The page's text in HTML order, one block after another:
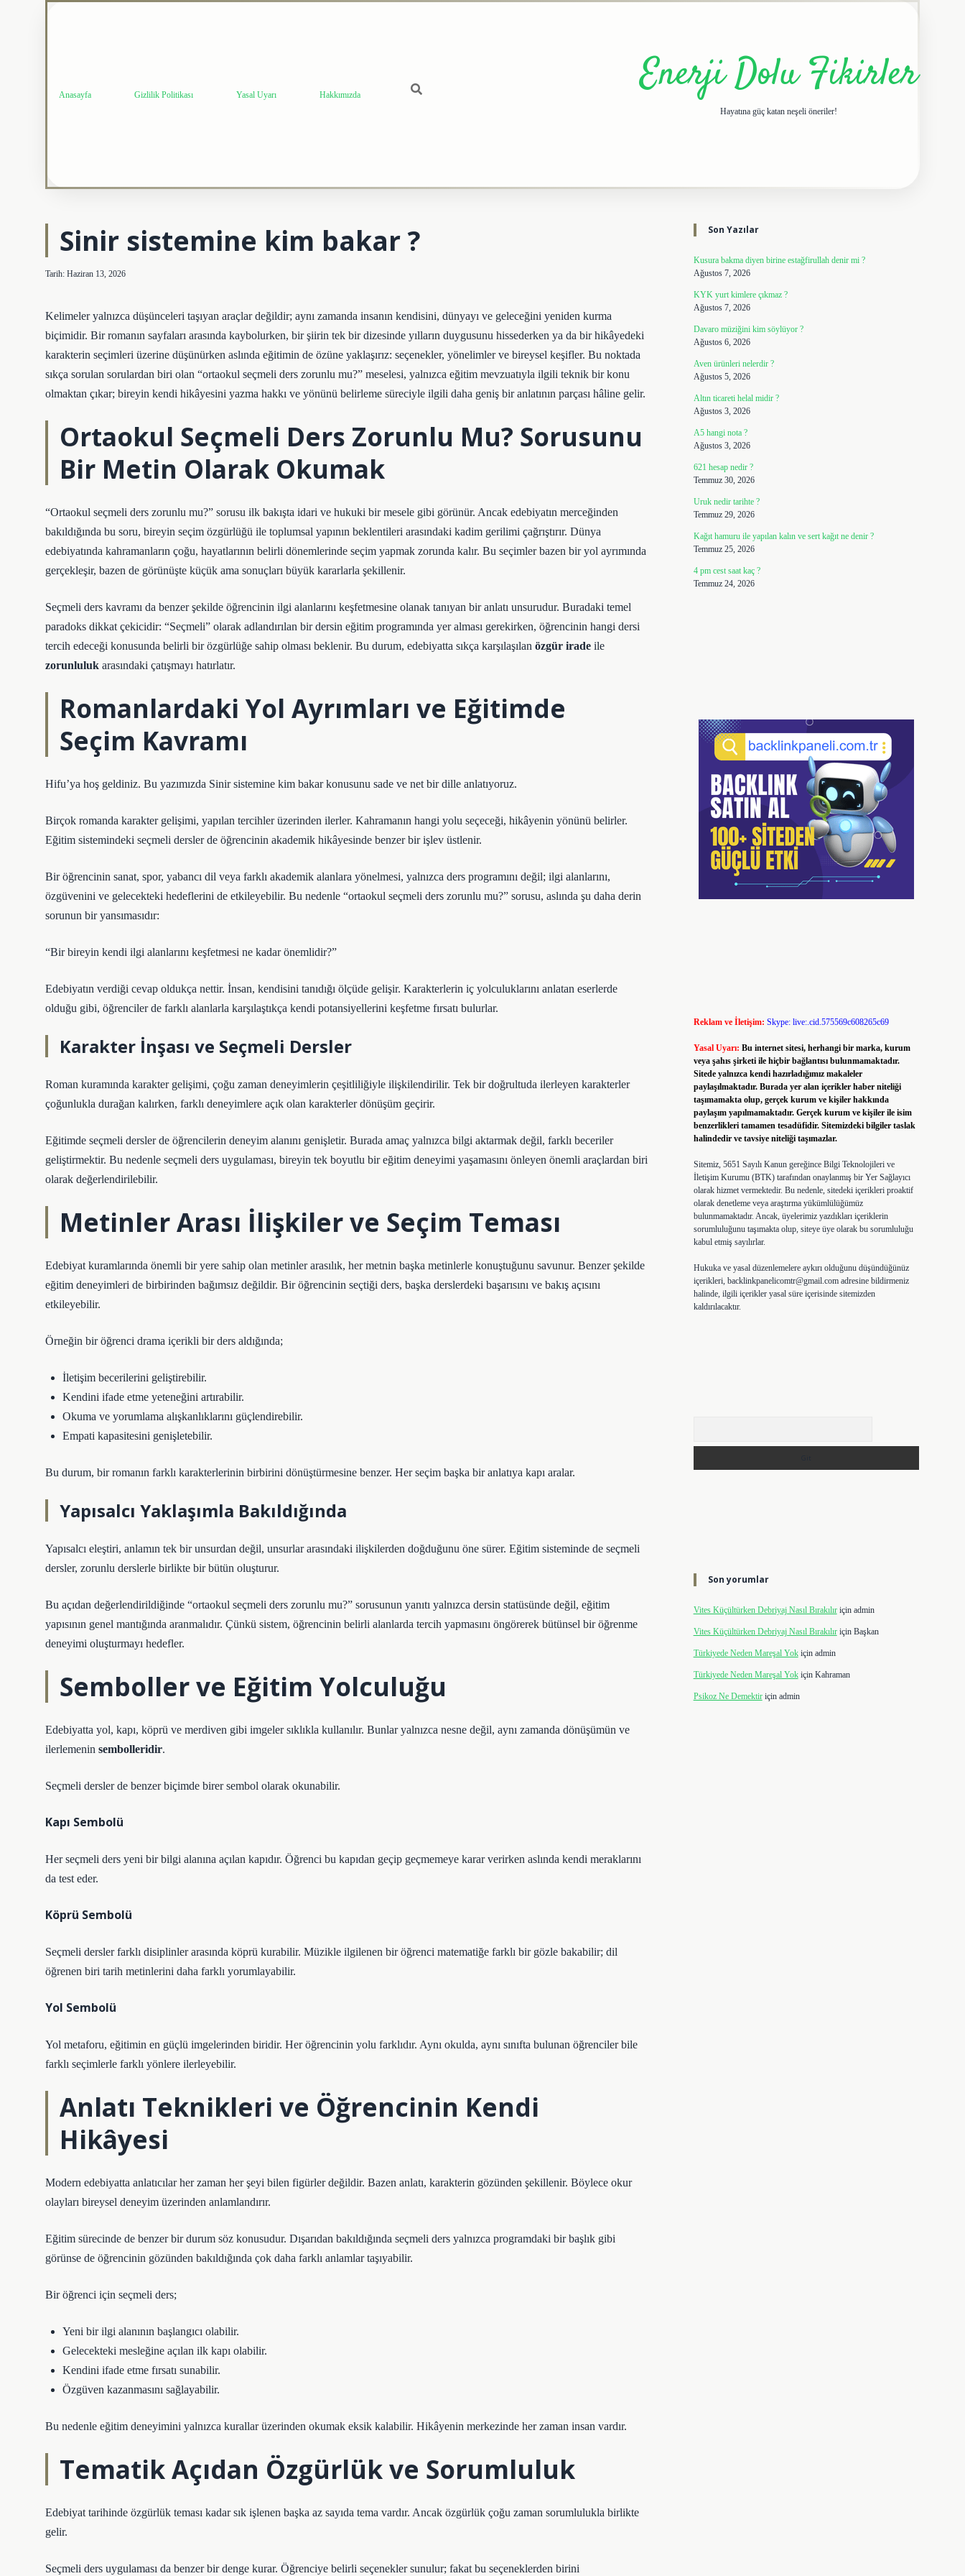
Anasayfa Gizlilik Politikası Yasal Uyarı Hakkımızda Enerji Dolu Fikirler
Hayatına güç katan neşeli öneriler!
Sinir sistemine kim bakar ?
Tarih: Haziran 13, 2026
Kelimeler yalnızca düşünceleri taşıyan araçlar değildir; aynı zamanda insanın kendisini, dünyayı ve geleceğini yeniden kurma
biçimidir. Bir romanın sayfaları arasında kaybolurken, bir şiirin tek bir dizesinde yılların duygusunu hissederken ya da bir hikâyedeki
karakterin seçimleri üzerine düşünürken aslında eğitimin de özüne yaklaşırız: seçenekler, yönelimler ve bireysel keşifler. Bu noktada
sıkça sorulan sorulardan biri olan “ortaokul seçmeli ders zorunlu mu?” meselesi, yalnızca eğitim mevzuatıyla ilgili teknik bir konu
olmaktan çıkar; bireyin kendi hikâyesini yazma hakkı ve yönünü belirleme süreciyle ilgili daha geniş bir anlatının parçası hâline gelir.
Ortaokul Seçmeli Ders Zorunlu Mu? Sorusunu
Bir Metin Olarak Okumak
“Ortaokul seçmeli ders zorunlu mu?” sorusu ilk bakışta idari ve hukuki bir mesele gibi görünür. Ancak edebiyatın merceğinden
bakıldığında bu soru, bireyin seçim özgürlüğü ile toplumsal yapının beklentileri arasındaki kadim gerilimi çağrıştırır. Dünya
edebiyatında kahramanların çoğu, hayatlarının belirli dönemlerinde seçim yapmak zorunda kalır. Bu seçimler bazen bir yol ayrımında
gerçekleşir, bazen de görünüşte küçük ama sonuçları büyük kararlarla şekillenir.
Seçmeli ders kavramı da benzer şekilde öğrencinin ilgi alanlarını keşfetmesine olanak tanıyan bir anlatı unsurudur. Buradaki temel
paradoks dikkat çekicidir: “Seçmeli” olarak adlandırılan bir dersin eğitim programında yer alması gerekirken, öğrencinin hangi dersi
tercih edeceği konusunda belirli bir özgürlüğe sahip olması beklenir. Bu durum, edebiyatta sıkça karşılaşılan özgür irade ile
zorunluluk arasındaki çatışmayı hatırlatır.
Romanlardaki Yol Ayrımları ve Eğitimde
Seçim Kavramı
Hifu’ya hoş geldiniz. Bu yazımızda Sinir sistemine kim bakar konusunu sade ve net bir dille anlatıyoruz.
Birçok romanda karakter gelişimi, yapılan tercihler üzerinden ilerler. Kahramanın hangi yolu seçeceği, hikâyenin yönünü belirler.
Eğitim sistemindeki seçmeli dersler de öğrencinin akademik hikâyesinde benzer bir işlev üstlenir.
Bir öğrencinin sanat, spor, yabancı dil veya farklı akademik alanlara yönelmesi, yalnızca ders programını değil; ilgi alanlarını,
özgüvenini ve gelecekteki hedeflerini de etkileyebilir. Bu nedenle “ortaokul seçmeli ders zorunlu mu?” sorusu, aslında şu daha derin
sorunun bir yansımasıdır:
“Bir bireyin kendi ilgi alanlarını keşfetmesi ne kadar önemlidir?”
Edebiyatın verdiği cevap oldukça nettir. İnsan, kendisini tanıdığı ölçüde gelişir. Karakterlerin iç yolculuklarını anlatan eserlerde
olduğu gibi, öğrenciler de farklı alanlarla karşılaştıkça kendi potansiyellerini keşfetme fırsatı bulurlar.
Karakter İnşası ve Seçmeli Dersler
Roman kuramında karakter gelişimi, çoğu zaman deneyimlerin çeşitliliğiyle ilişkilendirilir. Tek bir doğrultuda ilerleyen karakterler
çoğunlukla durağan kalırken, farklı deneyimlere açık olan karakterler dönüşüm geçirir.
Eğitimde seçmeli dersler de öğrencilerin deneyim alanını genişletir. Burada amaç yalnızca bilgi aktarmak değil, farklı beceriler
geliştirmektir. Bu nedenle seçmeli ders uygulaması, bireyin tek boyutlu bir eğitim deneyimi yaşamasını önleyen önemli araçlardan biri
olarak değerlendirilebilir.
Metinler Arası İlişkiler ve Seçim Teması
Edebiyat kuramlarında önemli bir yere sahip olan metinler arasılık, her metnin başka metinlerle konuştuğunu savunur. Benzer şekilde
eğitim deneyimleri de birbirinden bağımsız değildir. Bir öğrencinin seçtiği ders, başka derslerdeki başarısını ve bakış açısını
etkileyebilir.
Örneğin bir öğrenci drama içerikli bir ders aldığında;
İletişim becerilerini geliştirebilir.
Kendini ifade etme yeteneğini artırabilir.
Okuma ve yorumlama alışkanlıklarını güçlendirebilir.
Empati kapasitesini genişletebilir.
Bu durum, bir romanın farklı karakterlerinin birbirini dönüştürmesine benzer. Her seçim başka bir anlatıya kapı aralar.
Yapısalcı Yaklaşımla Bakıldığında
Yapısalcı eleştiri, anlamın tek bir unsurdan değil, unsurlar arasındaki ilişkilerden doğduğunu öne sürer. Eğitim sisteminde de seçmeli
dersler, zorunlu derslerle birlikte bir bütün oluşturur.
Bu açıdan değerlendirildiğinde “ortaokul seçmeli ders zorunlu mu?” sorusunun yanıtı yalnızca dersin statüsünde değil, eğitim
yapısının genel mantığında aranmalıdır. Çünkü sistem, öğrencinin belirli alanlarda tercih yapmasını öngörerek bütünsel bir öğrenme
deneyimi oluşturmayı hedefler.
Semboller ve Eğitim Yolculuğu
Edebiyatta yol, kapı, köprü ve merdiven gibi imgeler sıklıkla kullanılır. Bunlar yalnızca nesne değil, aynı zamanda dönüşümün ve
ilerlemenin sembolleridir.
Seçmeli dersler de benzer biçimde birer sembol olarak okunabilir.
Kapı Sembolü
Her seçmeli ders yeni bir bilgi alanına açılan kapıdır. Öğrenci bu kapıdan geçip geçmemeye karar verirken aslında kendi meraklarını
da test eder.
Köprü Sembolü
Seçmeli dersler farklı disiplinler arasında köprü kurabilir. Müzikle ilgilenen bir öğrenci matematiğe farklı bir gözle bakabilir; dil
öğrenen biri tarih metinlerini daha farklı yorumlayabilir.
Yol Sembolü
Yol metaforu, eğitimin en güçlü imgelerinden biridir. Her öğrencinin yolu farklıdır. Aynı okulda, aynı sınıfta bulunan öğrenciler bile
farklı seçimlerle farklı yönlere ilerleyebilir.
Anlatı Teknikleri ve Öğrencinin Kendi
Hikâyesi
Modern edebiyatta anlatıcılar her zaman her şeyi bilen figürler değildir. Bazen anlatı, karakterin gözünden şekillenir. Böylece okur
olayları bireysel deneyim üzerinden anlamlandırır.
Eğitim sürecinde de benzer bir durum söz konusudur. Dışarıdan bakıldığında seçmeli ders yalnızca programdaki bir başlık gibi
görünse de öğrencinin gözünden bakıldığında çok daha farklı anlamlar taşıyabilir.
Bir öğrenci için seçmeli ders;
Yeni bir ilgi alanının başlangıcı olabilir.
Gelecekteki mesleğine açılan ilk kapı olabilir.
Kendini ifade etme fırsatı sunabilir.
Özgüven kazanmasını sağlayabilir.
Bu nedenle eğitim deneyimini yalnızca kurallar üzerinden okumak eksik kalabilir. Hikâyenin merkezinde her zaman insan vardır.
Tematik Açıdan Özgürlük ve Sorumluluk
Edebiyat tarihinde özgürlük teması kadar sık işlenen başka az sayıda tema vardır. Ancak özgürlük çoğu zaman sorumlulukla birlikte
gelir.
Seçmeli ders uygulaması da benzer bir denge kurar. Öğrenciye belirli seçenekler sunulur; fakat bu seçeneklerden birini
Sidebar
Son Yazılar
Kusura bakma diyen birine estağfirullah denir mi ?
Ağustos 7, 2026
KYK yurt kimlere çıkmaz ?
Ağustos 7, 2026
Davaro müziğini kim söylüyor ?
Ağustos 6, 2026
Aven ürünleri nelerdir ?
Ağustos 5, 2026
Altın ticareti helal midir ?
Ağustos 3, 2026
A5 hangi nota ?
Ağustos 3, 2026
621 hesap nedir ?
Temmuz 30, 2026
Uruk nedir tarihte ?
Temmuz 29, 2026
Kağıt hamuru ile yapılan kalın ve sert kağıt ne denir ?
Temmuz 25, 2026
4 pm cest saat kaç ?
Temmuz 24, 2026
Reklam ve İletişim: Skype: live:.cid.575569c608265c69
Yasal Uyarı: Bu internet sitesi, herhangi bir marka, kurum
veya şahıs şirketi ile hiçbir bağlantısı bulunmamaktadır.
Sitede yalnızca kendi hazırladığımız makaleler
paylaşılmaktadır. Burada yer alan içerikler haber niteliği
taşımamakta olup, gerçek kurum ve kişiler hakkında
paylaşım yapılmamaktadır. Gerçek kurum ve kişiler ile isim
benzerlikleri tamamen tesadüfidir. Sitemizdeki bilgiler taslak
halindedir ve tavsiye niteliği taşımazlar.
Sitemiz, 5651 Sayılı Kanun gereğince Bilgi Teknolojileri ve
İletişim Kurumu (BTK) tarafından onaylanmış bir Yer Sağlayıcı
olarak hizmet vermektedir. Bu nedenle, sitedeki içerikleri proaktif
olarak denetleme veya araştırma yükümlülüğümüz
bulunmamaktadır. Ancak, üyelerimiz yazdıkları içeriklerin
sorumluluğunu taşımakta olup, siteye üye olarak bu sorumluluğu
kabul etmiş sayılırlar.
Hukuka ve yasal düzenlemelere aykırı olduğunu düşündüğünüz
içerikleri, backlinkpanelicomtr@gmail.comadresine bildirmeniz
halinde, ilgili içerikler yasal süre içerisinde sitemizden
kaldırılacaktır.
Son yorumlar
Vites Küçültürken Debriyaj Nasıl Bırakılıriçin admin
Vites Küçültürken Debriyaj Nasıl Bırakılıriçin Başkan
Türkiyede Neden Mareşal Yokiçin admin
Türkiyede Neden Mareşal Yokiçin Kahraman
Psikoz Ne Demektiriçin admin